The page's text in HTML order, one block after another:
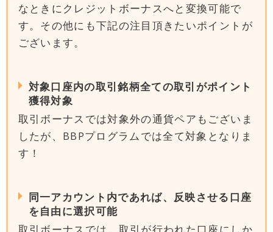
なときにクレジットボーナスへと変換可能で
す。その他にも下記の注目頂きたいポイントが
ございます。
対象口座内の取引銘柄全ての取引がポイント
獲得対象
取引ボーナスでは対象外の通貨ペアもございま
したが、BBPプログラムでは全て対象となりま
す！
同一アカウント内であれば、反映させる口座
を自由に選択可能